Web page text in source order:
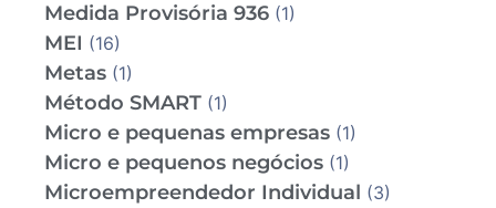
Medida Provisória 936 (1)
MEI (16)
Metas (1)
Método SMART (1)
Micro e pequenas empresas (1)
Micro e pequenos negócios (1)
Microempreendedor Individual (3)